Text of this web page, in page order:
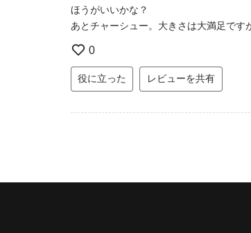
ほうがいいかな？
あとチャーシュー。大きさは大満足です
0
役に立った レビューを共有